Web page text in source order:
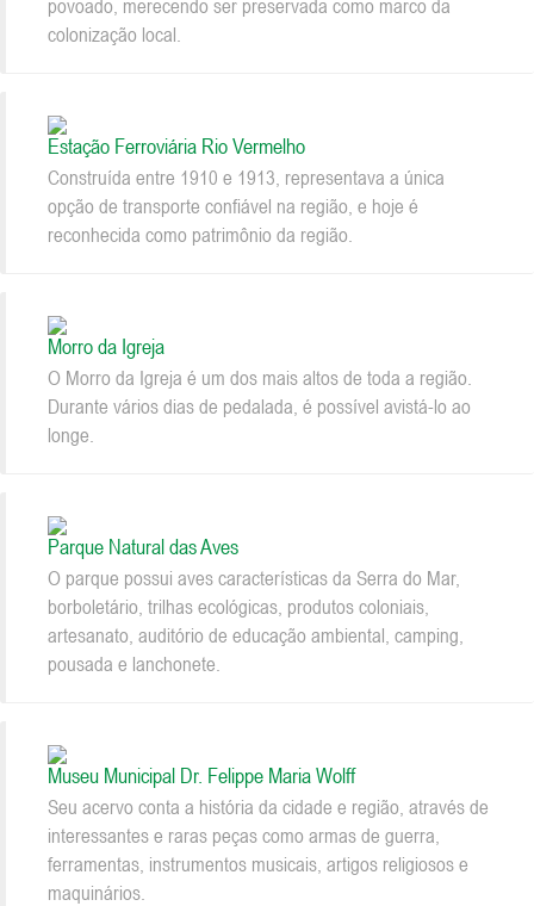
povoado, merecendo ser preservada como marco da
colonização local.
Estação Ferroviária Rio Vermelho
Construída entre 1910 e 1913, representava a única
opção de transporte confiável na região, e hoje é
reconhecida como patrimônio da região.
Morro da Igreja
O Morro da Igreja é um dos mais altos de toda a região.
Durante vários dias de pedalada, é possível avistá-lo ao
longe.
Parque Natural das Aves
O parque possui aves características da Serra do Mar,
borboletário, trilhas ecológicas, produtos coloniais,
artesanato, auditório de educação ambiental, camping,
pousada e lanchonete.
Museu Municipal Dr. Felippe Maria Wolff
Seu acervo conta a história da cidade e região, através de
interessantes e raras peças como armas de guerra,
ferramentas, instrumentos musicais, artigos religiosos e
maquinários.